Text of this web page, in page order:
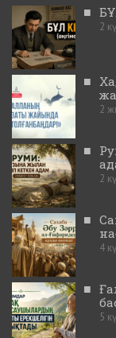
■
2
■
2
■
2
■
4
■
5